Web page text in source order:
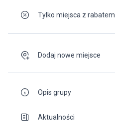
Tylko miejsca z rabatem
Dodaj nowe miejsce
Opis grupy
Aktualności